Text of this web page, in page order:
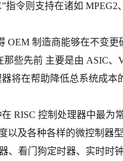
指令则支持在诸如
OEM 制造商能够在不变
那些先前 主要是由 ASIC
将在帮助降低总系统成本
RISC 控制处理器中最
以及各种各样的微控制器
、看门狗定时器、实时时